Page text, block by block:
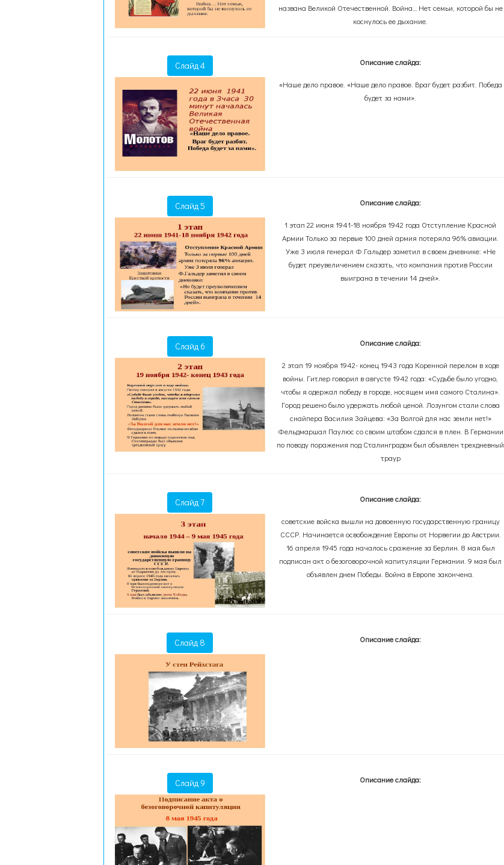
названа Великой Отечественной. Война… Нет семьи, которой бы не
коснулось ее дыхание.
Слайд 4 Описание слайда:
«Наше дело правое. «Наше дело правое. Враг будет разбит. Победа
будет за нами».
Слайд 5 Описание слайда:
1 этап 22 июня 1941-18 ноября 1942 года Отступление Красной
Армии Только за первые 100 дней армия потеряла 96% авиации.
Уже 3 июля генерал Ф.Гальдер заметил в своем дневнике: «Не
будет преувеличением сказать, что компания против России
выиграна в течении 14 дней».
Слайд 6 Описание слайда:
2 этап 19 ноября 1942- конец 1943 года Коренной перелом в ходе
войны. Гитлер говорил в августе 1942 года: «Судьбе было угодно,
чтобы я одержал победу в городе, носящем имя самого Сталина».
Город решено было удержать любой ценой. Лозунгом стали слова
снайпера Василия Зайцева: «За Волгой для нас земли нет!»
Фельдмаршал Паулюс со своим штабом сдался в плен. В Германии
по поводу поражения под Сталинградом был объявлен трехдневный
траур
Слайд 7 Описание слайда:
советские войска вышли на довоенную государственную границу
СССР. Начинается освобождение Европы от Норвегии до Австрии.
16 апреля 1945 года началось сражение за Берлин. 8 мая был
подписан акт о безоговорочной капитуляции Германии. 9 мая был
объявлен днем Победы. Война в Европе закончена.
Слайд 8 Описание слайда:
Слайд 9 Описание слайда: